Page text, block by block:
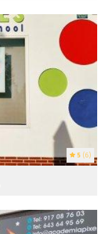
5 (6)